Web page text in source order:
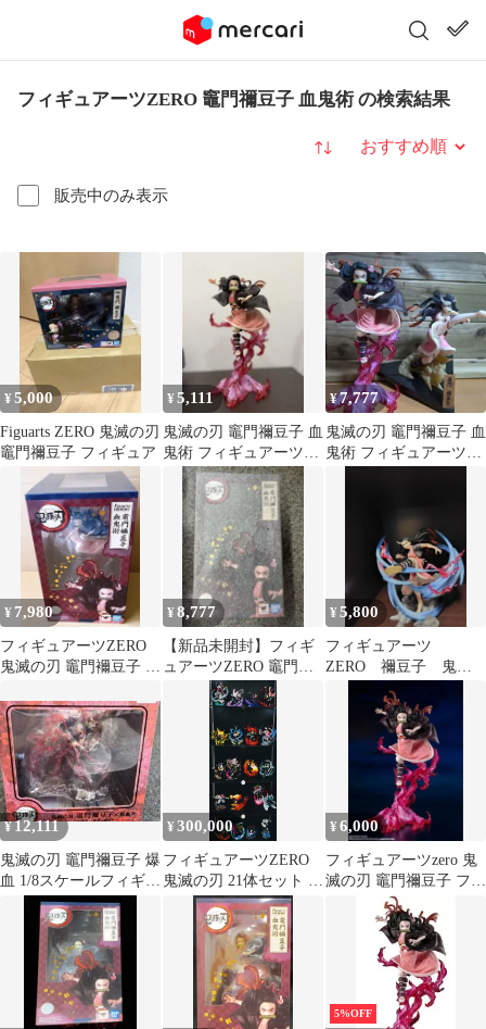
フィギュアーツZERO 竈門禰豆子 血鬼術 の検索結果
販売中のみ表示
並び替え
¥5,000
Figuarts ZERO 鬼滅の刃
竈門禰豆子 フィギュア
¥5,111
鬼滅の刃 竈門禰豆子 血
鬼術 フィギュアーツ
ZERO フィギュア
¥7,777
鬼滅の刃 竈門禰豆子 血
鬼術 フィギュアーツ
¥ 7,980
フィギュアーツZERO
鬼滅の刃 竈門襧豆子 血
¥8,777
【新品未開封】フィギ
ュアーツZERO 竈門禰
豆子 血鬼術 「鬼滅の
¥5,800
フィギュアーツ
ZERO 禰豆子 鬼化
¥12,111
鬼滅の刃 竈門禰豆子 爆
血 1/8スケールフィギュ
¥300,000
フィギュアーツZERO
鬼滅の刃 21体セット ま
とめ売り 全箱あり
¥6,000
フィギュアーツzero 鬼
滅の刃 竈門禰豆子 フィ
5%OFF